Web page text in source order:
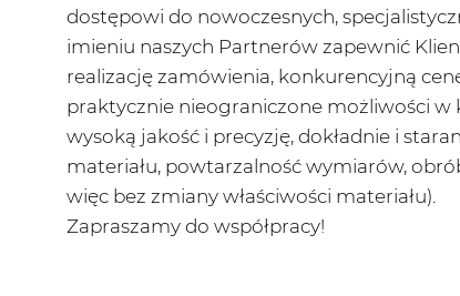
dostępowi do nowoczesnych,
imieniu naszych Partnerów zapewnić
realizację zamówienia, konkurencyjną
praktycznie nieograniczone możliwości w
wysoką jakość i precyzję, dokładnie i
materiału, powtarzalność wymiarów,
więc bez zmiany właściwości materiału).
Zapraszamy do współpracy!